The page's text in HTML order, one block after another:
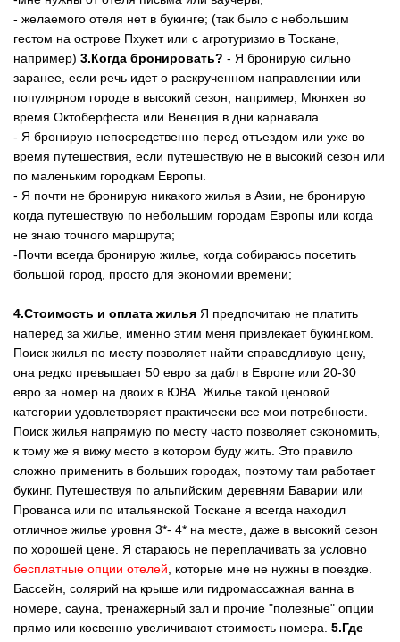
- желаемого отеля нет в букинге; (так было с небольшим
гестом на острове Пхукет или с агротуризмо в Тоскане,
например) 3.Когда бронировать? - Я бронирую сильно
заранее, если речь идет о раскрученном направлении или
популярном городе в высокий сезон, например, Мюнхен во
время Октоберфеста или Венеция в дни карнавала.
- Я бронирую непосредственно перед отъездом или уже во
время путешествия, если путешествую не в высокий сезон или
по маленьким городкам Европы.
- Я почти не бронирую никакого жилья в Азии, не бронирую
когда путешествую по небольшим городам Европы или когда
не знаю точного маршрута;
-Почти всегда бронирую жилье, когда собираюсь посетить
большой город, просто для экономии времени;
4.Стоимость и оплата жилья Я предпочитаю не платить
наперед за жилье, именно этим меня привлекает букинг.ком.
Поиск жилья по месту позволяет найти справедливую цену,
она редко превышает 50 евро за дабл в Европе или 20-30
евро за номер на двоих в ЮВА. Жилье такой ценовой
категории удовлетворяет практически все мои потребности.
Поиск жилья напрямую по месту часто позволяет сэкономить,
к тому же я вижу место в котором буду жить. Это правило
сложно применить в больших городах, поэтому там работает
букинг. Путешествуя по альпийским деревням Баварии или
Прованса или по итальянской Тоскане я всегда находил
отличное жилье уровня 3*- 4* на месте, даже в высокий сезон
по хорошей цене. Я стараюсь не переплачивать за условно
бесплатные опции отелей , которые мне не нужны в поездке.
Бассейн, солярий на крыше или гидромассажная ванна в
номере, сауна, тренажерный зал и прочие "полезные" опции
прямо или косвенно увеличивают стоимость номера. 5.Где